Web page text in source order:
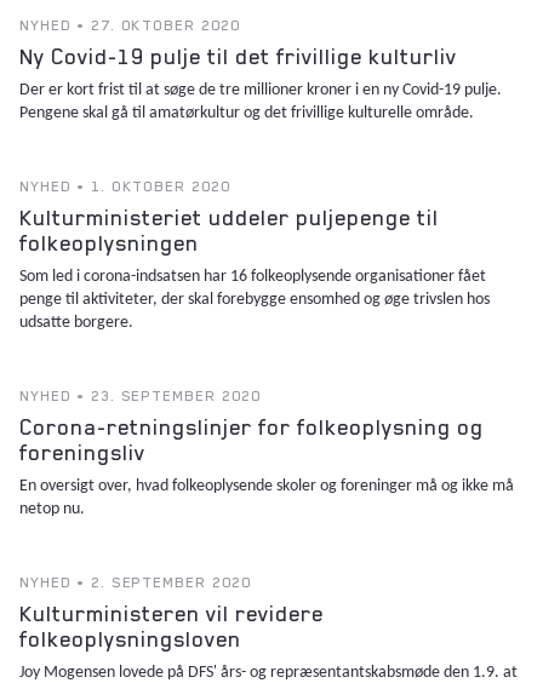
NYHED • 27. OKTOBER 2020
Ny Covid-19 pulje til det frivillige kulturliv
Der er kort frist til at søge de tre millioner kroner i en ny Covid-19 pulje.
Pengene skal gå til amatørkultur og det frivillige kulturelle område.
NYHED • 1. OKTOBER 2020
Kulturministeriet uddeler puljepenge til
folkeoplysningen
Som led i corona-indsatsen har 16 folkeoplysende organisationer fået
penge til aktiviteter, der skal forebygge ensomhed og øge trivslen hos
udsatte borgere.
NYHED • 23. SEPTEMBER 2020
Corona-retningslinjer for folkeoplysning og
foreningsliv
En oversigt over, hvad folkeoplysende skoler og foreninger må og ikke må
netop nu.
NYHED • 2. SEPTEMBER 2020
Kulturministeren vil revidere
folkeoplysningsloven
Joy Mogensen lovede på DFS' års- og repræsentantskabsmøde den 1.9. at